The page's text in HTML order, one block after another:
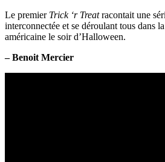
Le premier Trick ‘r Treatracontait une
interconnectée et se déroulant tous dans
américaine le soir d’Halloween.
– Benoit Mercier